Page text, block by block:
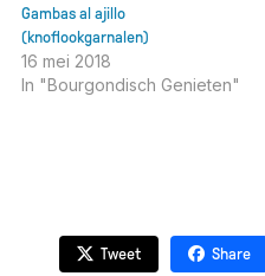
Gam­bas al ajil­lo
(knoflookgarnalen)
16 mei 2018
In "Bourgondisch Genieten"
Tweet Share